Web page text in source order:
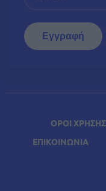
ΟΡΟΙ ΧΡΗΣΗΣ
ΕΠΙΚΟΙΝΩΝΙΑ